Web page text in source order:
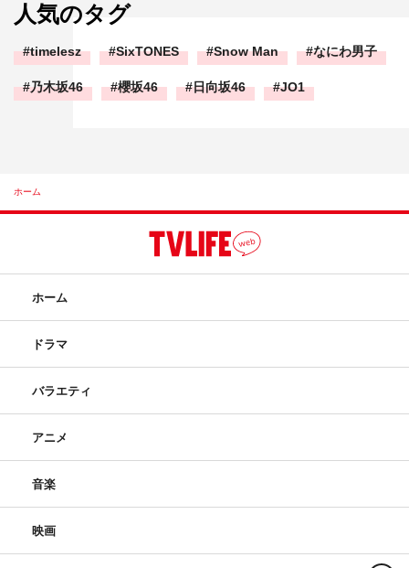
人気のタグ
timelesz SixTONES Snow Man なにわ男子
乃木坂46 櫻坂46 日向坂46 JO1
ホーム
ホーム
ドラマ
バラエティ
アニメ
音楽
映画